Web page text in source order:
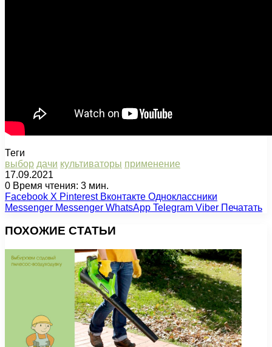
Теги
выбор дачи культиваторы применение
17.09.2021
0 Время чтения: 3 мин.
Facebook X Pinterest Вконтакте Одноклассники
Messenger Messenger WhatsApp Telegram Viber Печатать
ПОХОЖИЕ СТАТЬИ